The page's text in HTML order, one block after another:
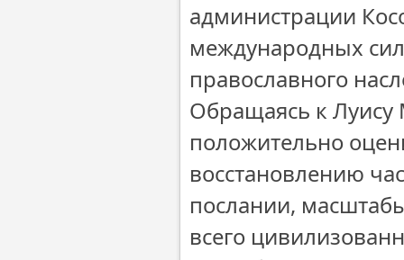
администрации
международных
православного
Обращаясь к
положительно
восстановлению
послании,
всего